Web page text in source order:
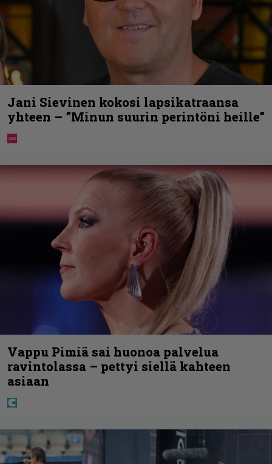
Jani Sievinen kokosi lapsikatraansa
yhteen – ”Minun suurin perintöni heille”
Vappu Pimiä sai huonoa palvelua
ravintolassa – pettyi siellä kahteen
asiaan